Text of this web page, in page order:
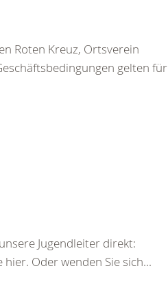
Roten Kreuz, Ortsverein
gelten für
Jugendleiter direkt:
Oder wenden Sie sich...